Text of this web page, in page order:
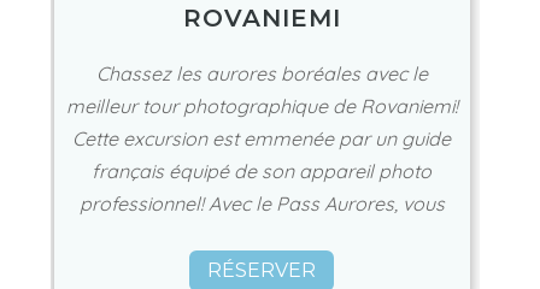
ROVANIEMI
Chassez les aurores boréales avec le
meilleur tour photographique de Rovaniemi!
Cette excursion est emmenée par un guide
français équipé de son appareil photo
professionnel! Avec le Pass Aurores, vous
RÉSERVER